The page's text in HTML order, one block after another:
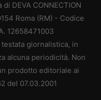
DEVA CONNECTION
Roma (RM) - Codice
12658471003
giornalistica, in
alcuna periodicità. Non
prodotto editoriale ai
del 07.03.2001